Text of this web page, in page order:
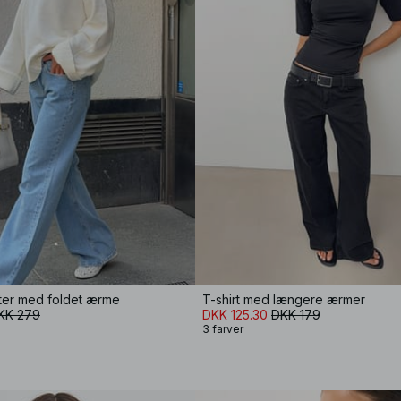
med foldet ærme
279
T-shirt med længere ærmer
DKK 125.30 DKK 179
3 farver